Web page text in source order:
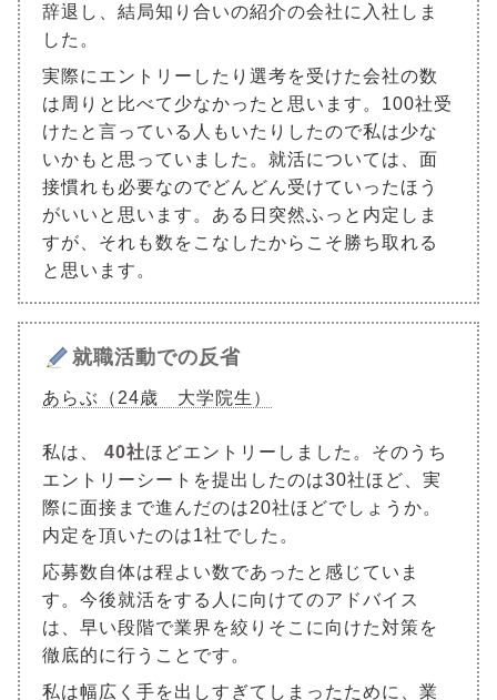
辞退し、結局知り合いの紹介の会社に入社しま
した。
実際にエントリーしたり選考を受けた会社の数
は周りと比べて少なかったと思います。100社受
けたと言っている人もいたりしたので私は少な
いかもと思っていました。就活については、面
接慣れも必要なのでどんどん受けていったほう
がいいと思います。ある日突然ふっと内定しま
すが、それも数をこなしたからこそ勝ち取れる
と思います。
就職活動での反省
あらぶ（24歳 大学院生）
私は、 40社ほどエントリーしました。そのうち
エントリーシートを提出したのは30社ほど、実
際に面接まで進んだのは20社ほどでしょうか。
内定を頂いたのは1社でした。
応募数自体は程よい数であったと感じていま
す。今後就活をする人に向けてのアドバイス
は、早い段階で業界を絞りそこに向けた対策を
徹底的に行うことです。
私は幅広く手を出しすぎてしまったために、業